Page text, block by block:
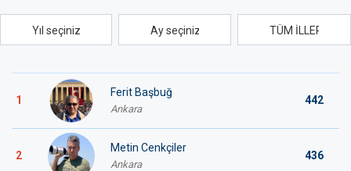
1
Ferit Başbuğ
Ankara
442
2
Metin Cenkçiler
Ankara
436